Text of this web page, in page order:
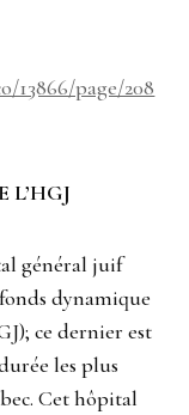
13866/page/208
L’HGJ
général juif
dynamique
ce dernier est
les plus
Cet hôpital